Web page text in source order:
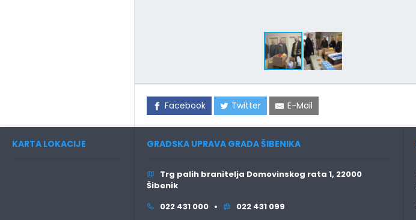
Facebook Twitter E-Mail
KARTA LOKACIJE GRADSKA UPRAVA GRADA ŠIBENIKA
Trg palih branitelja Domovinskog rata 1, 22000
Šibenik
022 431 000 •
022 431 099